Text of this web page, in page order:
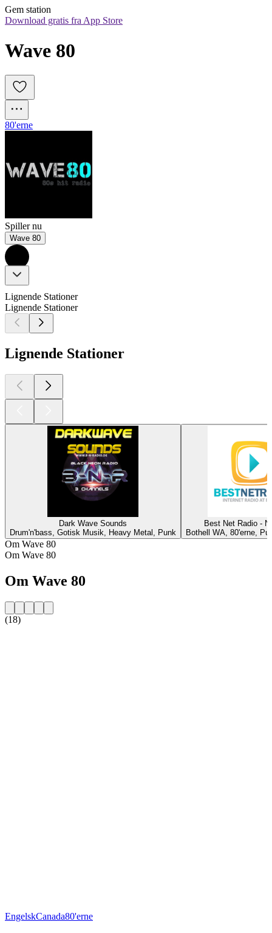
Gem station
Download gratis fra App Store
Wave 80
80'erne
Spiller nu
Wave 80
Lignende Stationer
Lignende Stationer
Lignende Stationer
Dark Wave Sounds
Drum'n'bass, Gotisk Musik, Heavy Metal, Punk
Best Net Radio -
Bothell WA, 80'erne,
Om Wave 80
Om Wave 80
Om Wave 80
(18)
EngelskCanada80'erne